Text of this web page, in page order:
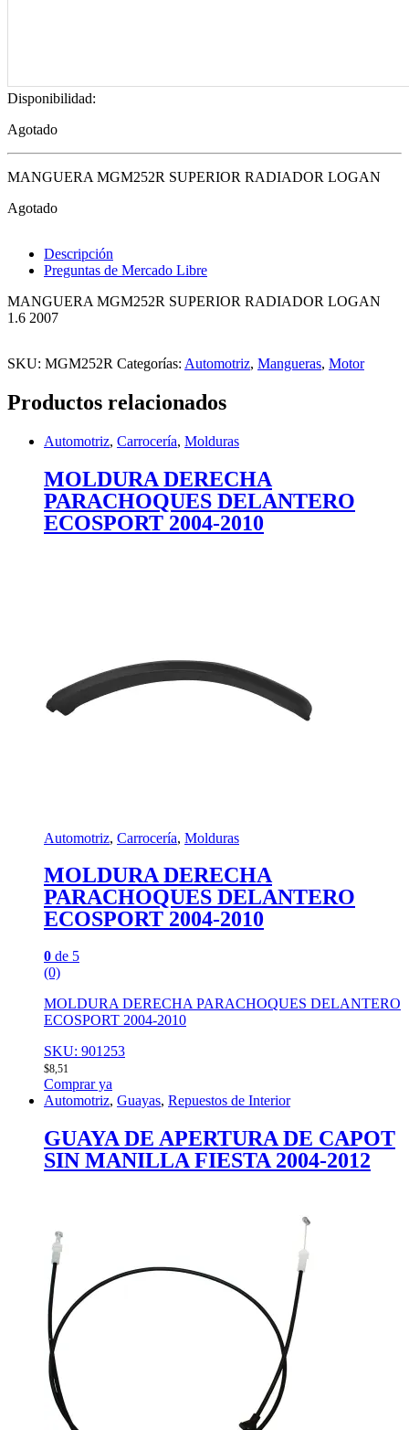
Disponibilidad:
Agotado
MANGUERA MGM252R SUPERIOR RADIADOR LOGAN
Agotado
Descripción
Preguntas de Mercado Libre
MANGUERA MGM252R SUPERIOR RADIADOR LOGAN
1.6 2007
SKU: MGM252R Categorías: Automotriz, Mangueras, Motor
Productos relacionados
Automotriz, Carrocería, Molduras
MOLDURA DERECHA
PARACHOQUES DELANTERO
ECOSPORT 2004-2010
Automotriz, Carrocería, Molduras
MOLDURA DERECHA
PARACHOQUES DELANTERO
ECOSPORT 2004-2010
0 de 5
(0)
MOLDURA DERECHA PARACHOQUES DELANTERO
ECOSPORT 2004-2010
SKU: 901253
$8,51
Comprar ya
Automotriz, Guayas, Repuestos de Interior
GUAYA DE APERTURA DE CAPOT
SIN MANILLA FIESTA 2004-2012